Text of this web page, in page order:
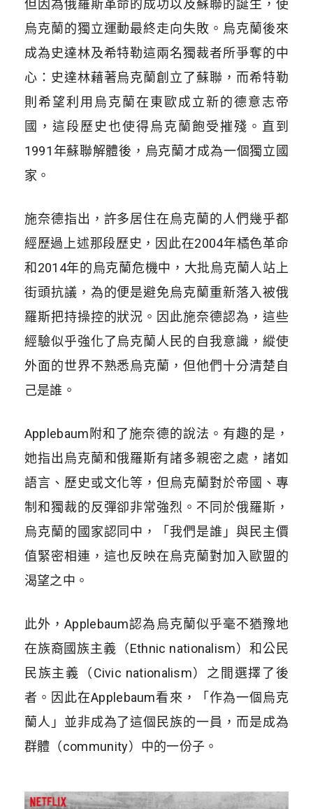
但因為俄羅斯革命的成功以及蘇聯的誕生，使
烏克蘭的獨立運動最終走向失敗。烏克蘭後來
成為史達林及希特勒這兩名獨裁者所爭奪的中
心：史達林藉著烏克蘭創立了蘇聯，而希特勒
則希望利用烏克蘭在東歐成立新的德意志帝
國，這段歷史也使得烏克蘭飽受摧殘。直到
1991年蘇聯解體後，烏克蘭才成為一個獨立國
家。
施奈德指出，許多居住在烏克蘭的人們幾乎都
經歷過上述那段歷史，因此在2004年橘色革命
和 2014年的烏克蘭危機中，大批烏克蘭人站上
街頭抗議，為的便是避免烏克蘭重新落入被俄
羅斯把持操控的狀況。因此施奈德認為，這些
經驗似乎強化了烏克蘭人民的自我意識，縱使
外面的世界不熟悉烏克蘭，但他們十分清楚自
己是誰。
Applebaum 附和了施奈德的說法。有趣的是，
她指出烏克蘭和俄羅斯有諸多親密之處，諸如
語言、歷史或文化等，但烏克蘭對於帝國、專
制和獨裁的反彈卻非常強烈。不同於俄羅斯，
烏克蘭的國家認同中，「我們是誰」與民主價
值緊密相連，這也反映在烏克蘭對加入歐盟的
渴望之中。
此外， Applebaum認為烏克蘭似乎毫不猶豫地
在族裔國族主義（Ethnic nationalism）和公民
民族主義（Civic nationalism）之間選擇了後
者。因此在Applebaum看來，「作為一個烏克
蘭人」並非成為了這個民族的一員，而是成為
群體（community）中的一份子。